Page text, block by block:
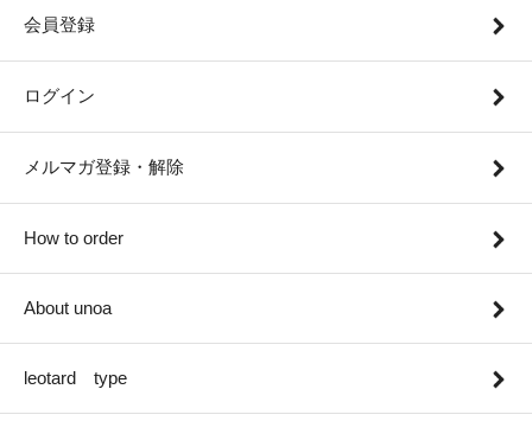
会員登録
ログイン
メルマガ登録・解除
How to order
About unoa
leotard type